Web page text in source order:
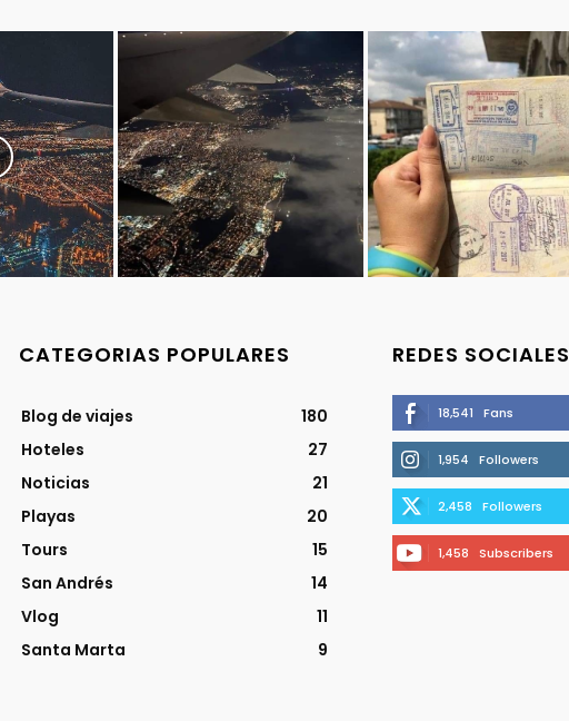
CATEGORIAS POPULARES
Blog de viajes
180
Hoteles
27
Noticias
21
Playas
20
Tours
15
San Andrés
14
Vlog
11
Santa Marta
9
REDES SOCIALES
18,541 Fans
1,954 Followers
2,458 Followers
1,458 Subscribers